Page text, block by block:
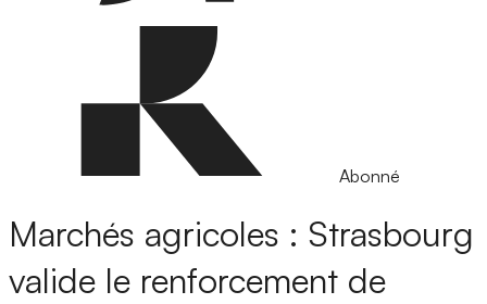
Abonné
Marchés agricoles : Strasbourg
valide le renforcement de